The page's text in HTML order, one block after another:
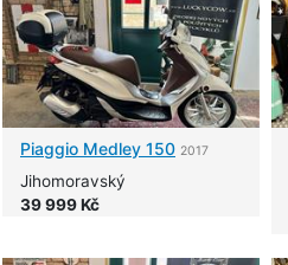
Piaggio Medley 150 2017
Jihomoravský
39 999 Kč